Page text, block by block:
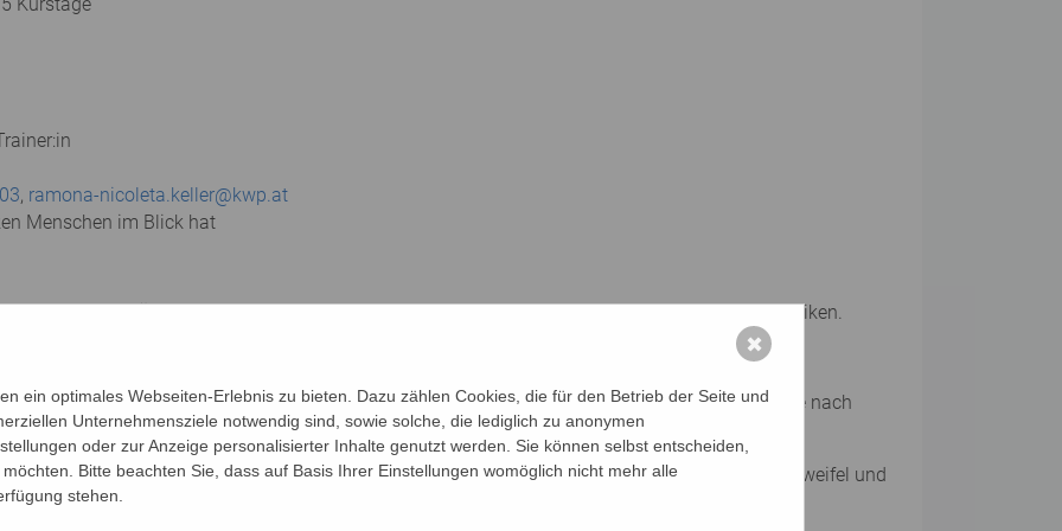
, ramona-nicoleta.keller@kwp.at
Menschen im Blick hat
durch Übungen für Konzentration, Aufmerksamkeit und das Training von Mnemotechniken.
Mit Schwung und Spaß trainieren Sie Gleichgewicht, Koordination, Ausdauer.
in der Gruppe an. Sie beschäftigen sich mit Hobbies, neuen Medien, Ernährung, Reisen, je nach
Raum der LIMA Gruppe ebenfalls Platz haben. Ausgesprochene und unausgesprochene Zweifel und
Älterwerdens können mit Gleichgesinnten besprochen werden.
ein optimales Webseiten-Erlebnis zu bieten. Dazu zählen Cookies, die für den Betrieb der Seite und
Unternehmensziele notwendig sind, sowie solche, die lediglich zu anonymen
oder zur Anzeige personalisierter Inhalte genutzt werden. Sie können selbst entscheiden,
Bitte beachten Sie, dass auf Basis Ihrer Einstellungen womöglich nicht mehr alle
stehen.
✖